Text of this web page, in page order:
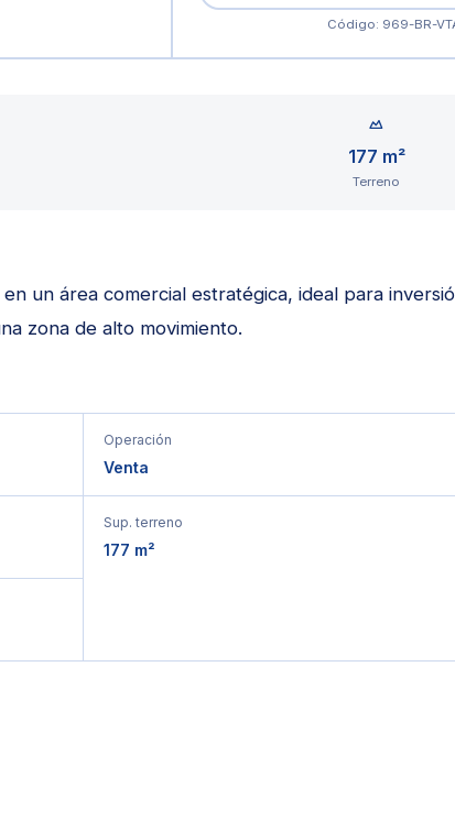
Código: 969-BR-
177 m²
Terreno
un área comercial estratégica, ideal para
zona de alto movimiento.
Operación
Venta
Sup. terreno
177 m²